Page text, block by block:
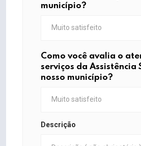
município?
Como você avalia o
serviços da Assistência
nosso município?
Descrição